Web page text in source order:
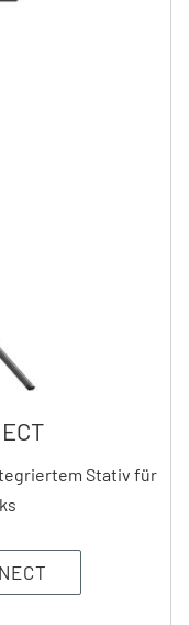
Stativ für